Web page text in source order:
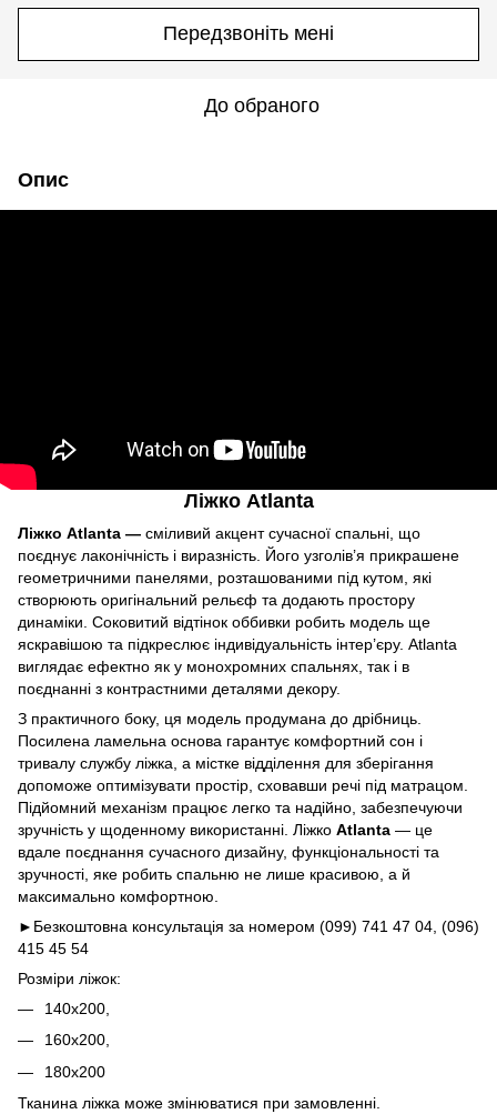
Передзвоніть мені
До обраного
Опис
Ліжко Atlanta
Ліжко Atlanta — сміливий акцент сучасної спальні, що
поєднує лаконічність і виразність. Його узголів’я прикрашене
геометричними панелями, розташованими під кутом, які
створюють оригінальний рельєф та додають простору
динаміки. Соковитий відтінок оббивки робить модель ще
яскравішою та підкреслює індивідуальність інтер’єру. Atlanta
виглядає ефектно як у монохромних спальнях, так і в
поєднанні з контрастними деталями декору.
З практичного боку, ця модель продумана до дрібниць.
Посилена ламельна основа гарантує комфортний сон і
тривалу службу ліжка, а містке відділення для зберігання
допоможе оптимізувати простір, сховавши речі під матрацом.
Підйомний механізм працює легко та надійно, забезпечуючи
зручність у щоденному використанні. Ліжко Atlanta — це
вдале поєднання сучасного дизайну, функціональності та
зручності, яке робить спальню не лише красивою, а й
максимально комфортною.
►Безкоштовна консультація за номером (099) 741 47 04, (096)
415 45 54
Розміри ліжок:
140х200,
160х200,
180х200
Тканина ліжка може змінюватися при замовленні.